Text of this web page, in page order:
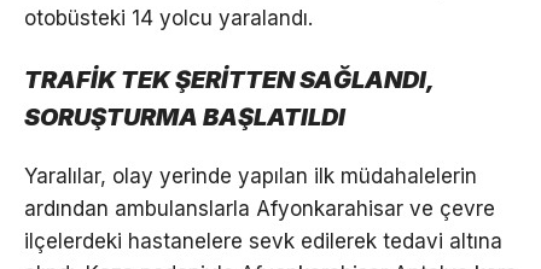
otobüsteki 14 yolcu yaralandı.
TRAFİK TEK ŞERİTTEN SAĞLANDI,
SORUŞTURMA BAŞLATILDI
Yaralılar, olay yerinde yapılan ilk müdahalelerin
ardından ambulanslarla Afyonkarahisar ve çevre
ilçelerdeki hastanelere sevk edilerek tedavi altına